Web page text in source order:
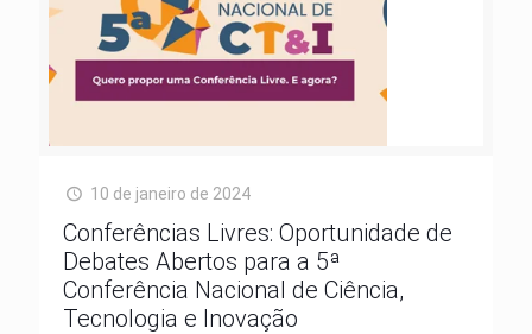
10 de janeiro de 2024
Conferências Livres: Oportunidade de
Debates Abertos para a 5ª
Conferência Nacional de Ciência,
Tecnologia e Inovação